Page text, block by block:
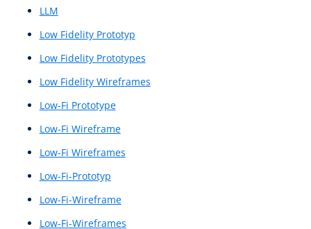
Interface-Navigation
Interfaces
Internetauftritt
Interview
Interviews
IxD
KI-Dialogsystem